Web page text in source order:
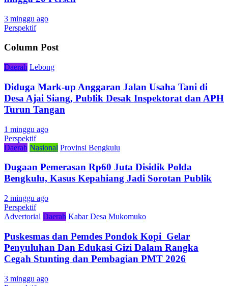
3 minggu ago
Perspektif
Column Post
Daerah Lebong
Diduga Mark-up Anggaran Jalan Usaha Tani di
Desa Ajai Siang, Publik Desak Inspektorat dan APH
Turun Tangan
1 minggu ago
Perspektif
Daerah Nasional Provinsi Bengkulu
Dugaan Pemerasan Rp60 Juta Disidik Polda
Bengkulu, Kasus Kepahiang Jadi Sorotan Publik
2 minggu ago
Perspektif
Advertorial Daerah Kabar Desa Mukomuko
Puskesmas dan Pemdes Pondok Kopi Gelar
Penyuluhan Dan Edukasi Gizi Dalam Rangka
Cegah Stunting dan Pembagian PMT 2026
3 minggu ago